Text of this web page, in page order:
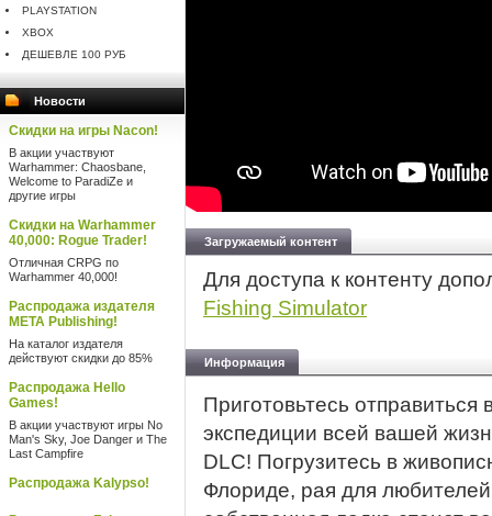
PLAYSTATION
XBOX
ДЕШЕВЛЕ 100 РУБ
Новости
Скидки на игры Nacon!
В акции участвуют
Warhammer: Chaosbane,
Welcome to ParadiZe и
другие игры
Скидки на Warhammer
40,000: Rogue Trader!
Отличная CRPG по
Warhammer 40,000!
Распродажа издателя
META Publishing!
На каталог издателя
действуют скидки до 85%
Распродажа Hello
Games!
В акции участвуют игры No
Man's Sky, Joe Danger и The
Last Campfire
Распродажа Kalypso!
Загружаемый контент
Для доступа к контенту
Fishing Simulator
Информация
Приготовьтесь
экспедиции всей вашей
DLC! Погрузитесь в
Флориде, рая для